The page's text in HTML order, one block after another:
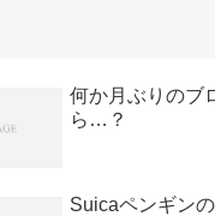
何か月ぶりのブ
ら…？
Suicaペンギン